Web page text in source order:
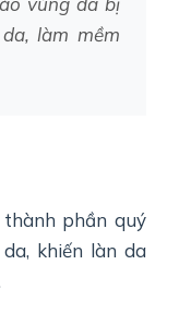
làm mềm
phần quý
khiến làn da